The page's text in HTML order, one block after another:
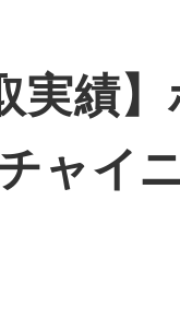
実績
ャイ